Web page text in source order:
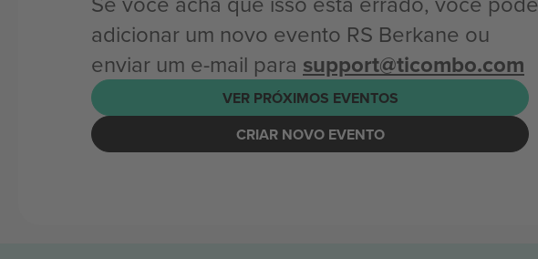
adicionar um novo evento RS Berkane ou
enviar um e-mail para support@ticombo.com
VER PRÓXIMOS EVENTOS
CRIAR NOVO EVENTO